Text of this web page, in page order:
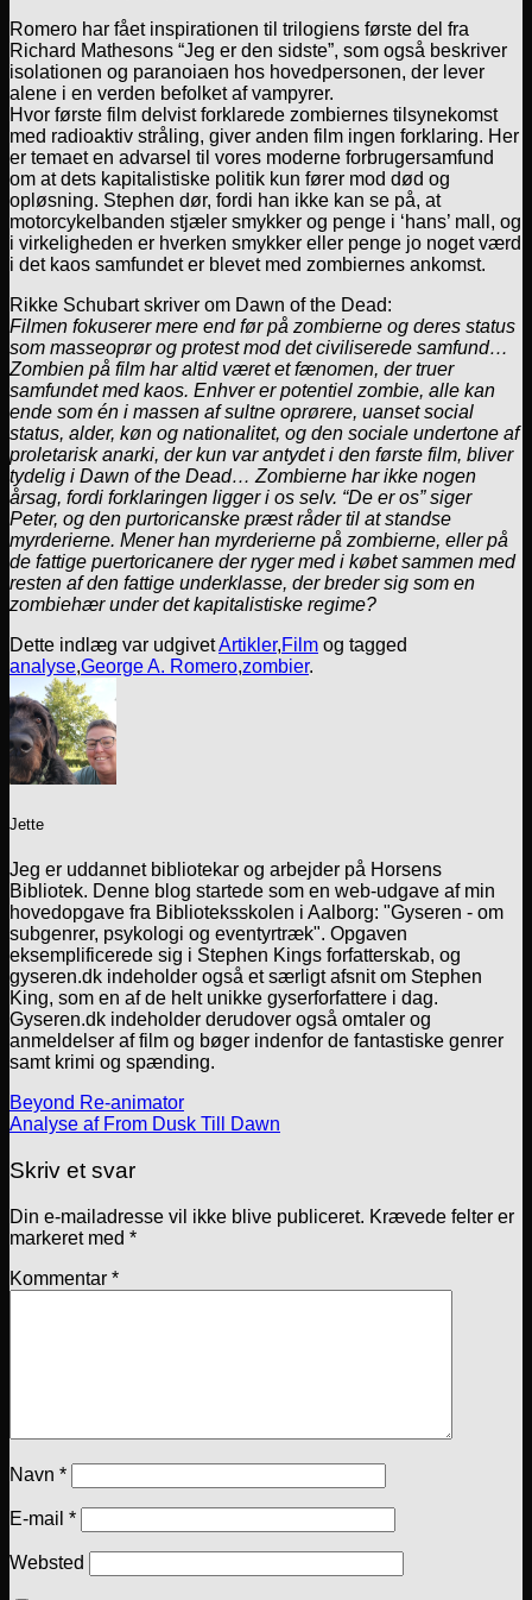
Romero har fået inspirationen til trilogiens første del fra
Richard Mathesons “Jeg er den sidste”, som også beskriver
isolationen og paranoiaen hos hovedpersonen, der lever
alene i en verden befolket af vampyrer.
Hvor første film delvist forklarede zombiernes tilsynekomst
med radioaktiv stråling, giver anden film ingen forklaring. Her
er temaet en advarsel til vores moderne forbrugersamfund
om at dets kapitalistiske politik kun fører mod død og
opløsning. Stephen dør, fordi han ikke kan se på, at
motorcykelbanden stjæler smykker og penge i ‘hans’ mall, og
i virkeligheden er hverken smykker eller penge jo noget værd
i det kaos samfundet er blevet med zombiernes ankomst.
Rikke Schubart skriver om Dawn of the Dead:
Filmen fokuserer mere end før på zombierne og deres status
som masseoprør og protest mod det civiliserede samfund…
Zombien på film har altid været et fænomen, der truer
samfundet med kaos. Enhver er potentiel zombie, alle kan
ende som én i massen af sultne oprørere, uanset social
status, alder, køn og nationalitet, og den sociale undertone af
proletarisk anarki, der kun var antydet i den første film, bliver
tydelig i Dawn of the Dead… Zombierne har ikke nogen
årsag, fordi forklaringen ligger i os selv. “De er os” siger
Peter, og den purtoricanske præst råder til at standse
myrderierne. Mener han myrderierne på zombierne, eller på
de fattige puertoricanere der ryger med i købet sammen med
resten af den fattige underklasse, der breder sig som en
zombiehær under det kapitalistiske regime?
Dette indlæg var udgivetArtikler,Film og tagged
analyse,George A. Romero,zombier.
Jette
Jeg er uddannet bibliotekar og arbejder på Horsens
Bibliotek. Denne blog startede som en web-udgave af min
hovedopgave fra Biblioteksskolen i Aalborg: "Gyseren - om
subgenrer, psykologi og eventyrtræk". Opgaven
eksemplificerede sig i Stephen Kings forfatterskab, og
gyseren.dk indeholder også et særligt afsnit om Stephen
King, som en af de helt unikke gyserforfattere i dag.
Gyseren.dk indeholder derudover også omtaler og
anmeldelser af film og bøger indenfor de fantastiske genrer
samt krimi og spænding.
Beyond Re-animator
Analyse af From Dusk Till Dawn
Skriv et svar
Din e-mailadresse vil ikke blive publiceret. Krævede felter er
markeret med *
Kommentar *
Navn *
E-mail *
Websted